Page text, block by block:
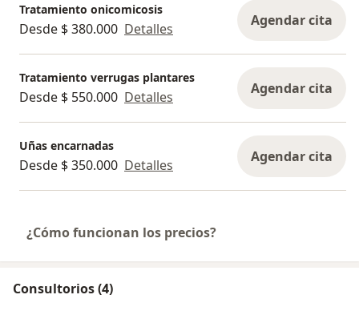
Tratamiento onicomicosis
Desde $ 380.000 Detalles Agendar cita
Tratamiento verrugas plantares
Desde $ 550.000 Detalles Agendar cita
Uñas encarnadas
Desde $ 350.000 Detalles Agendar cita
¿Cómo funcionan los precios?
Consultorios (4)